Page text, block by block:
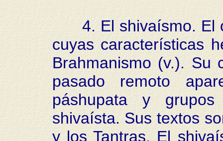
4. El shivaísmo. El
cuyas características
Brahmanismo (v.).
pasado remoto
páshupata y
shivaísta. Sus textos
y los Tantras. El